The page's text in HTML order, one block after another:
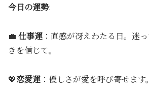
今日の運勢:
💼 仕事運 ：直感が冴えわたる日。迷
きを信じて。
💖恋愛運 ：優しさが愛を呼び寄せます